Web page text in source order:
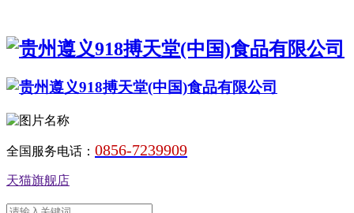
全国服务电话： 0856-7239909
天猫旗舰店